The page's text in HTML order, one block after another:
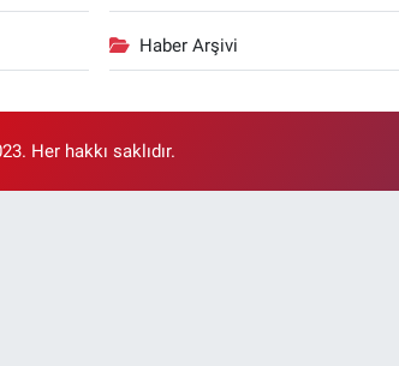
Haber Arşivi
Her hakkı saklıdır.